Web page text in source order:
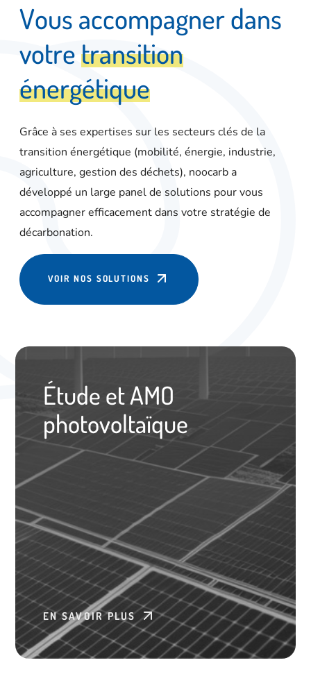
Vous accompagnerdans
votretransition
énergétique
Grâce à ses expertises sur les secteurs clés de la
transition énergétique (mobilité, énergie, industrie,
agriculture, gestion des déchets), noocarb a
développé un large panel de solutions pour vous
accompagner efficacement dans votre stratégie de
décarbonation.
VOIR NOS SOLUTIONS
Étude et AMO
photovoltaïque
EN SAVOIR PLUS